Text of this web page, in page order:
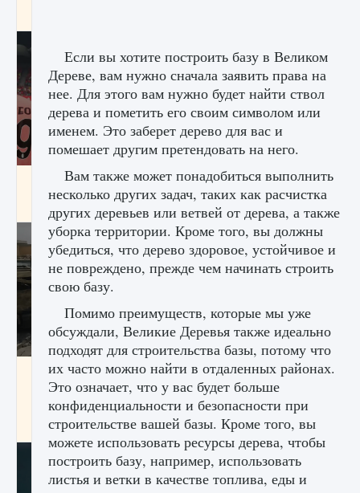
Входят ли «Милан» и «Интер» в EA FC 25
2 064 1
Как исправить текстовую ошибку
пользовательского интерфейса Delta
Force Hawk Ops
9 августа 2024 1 945 0 0
Если вы хотите построить базу в Великом
Дереве, вам нужно сначала заявить права на
нее. Для этого вам нужно будет найти ствол
дерева и пометить его своим символом или
именем. Это заберет дерево для вас и
помешает другим претендовать на него.
Вам также может понадобиться выполнить
несколько других задач, таких как расчистка
других деревьев или ветвей от дерева, а также
уборка территории. Кроме того, вы должны
убедиться, что дерево здоровое, устойчивое и
не повреждено, прежде чем начинать строить
свою базу.
Помимо преимуществ, которые мы уже
обсуждали, Великие Деревья также идеально
подходят для строительства базы, потому что
их часто можно найти в отдаленных районах.
Это означает, что у вас будет больше
конфиденциальности и безопасности при
строительстве вашей базы. Кроме того, вы
можете использовать ресурсы дерева, чтобы
построить базу, например, использовать
листья и ветки в качестве топлива, еды и